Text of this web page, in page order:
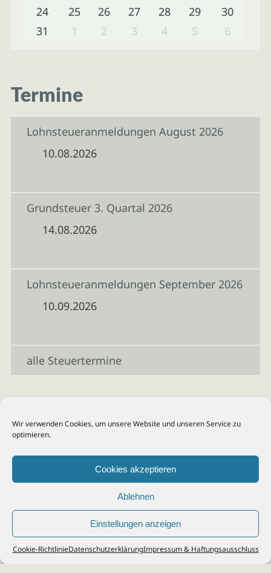
Wir verwenden Cookies, um unsere Website und unseren Service zu
optimieren.
Cookies akzeptieren
Ablehnen
Einstellungen anzeigen
Cookie-RichtlinieDatenschutzerklärungImpressum & Haftungsausschluss
24
25 26 27 28 29
30
31
1 2 3 4 5 6
Termine
Lohnsteueranmeldungen August 2026
10.08.2026
Grundsteuer 3. Quartal 2026
14.08.2026
Lohnsteueranmeldungen September 2026
10.09.2026
alle Steuertermine
© 2026Steuerberater Kempf, Köln - Steuerberatung Poll, Porz, Deutz, Mülheim,